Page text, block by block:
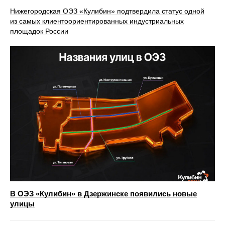
Нижегородская ОЭЗ «Кулибин» подтвердила статус одной
из самых клиентоориентированных индустриальных
площадок России
В ОЭЗ «Кулибин» в Дзержинске появились новые
улицы